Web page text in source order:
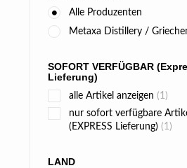
Alle Produzenten
Metaxa Distillery /
SOFORT VERFÜGBAR
Lieferung)
alle Artikel anzeigen (1)
nur sofort verfügbare
(EXPRESS Lieferung) (1)
LAND